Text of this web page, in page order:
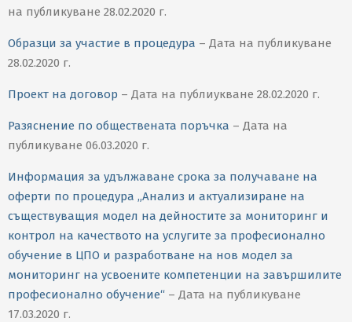
на публикуване 28.02.2020 г.
Образци за участие в процедура – Дата на публикуване
28.02.2020 г.
Проект на договор – Дата на публиукване 28.02.2020 г.
Разяснение по обществената поръчка – Дата на
публикуване 06.03.2020 г.
Информация за удължаване срока за получаване на
оферти по процедура „Анализ и актуализиране на
съществуващия модел на дейностите за мониторинг и
контрол на качеството на услугите за професионално
обучение в ЦПО и разработване на нов модел за
мониторинг на усвоените компетенции на завършилите
професионално обучение“ – Дата на публикуване
17.03.2020 г.